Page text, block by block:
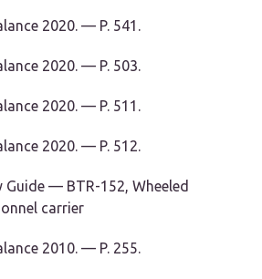
2020. — P. 541.
2020. — P. 503.
2020. — P. 511.
2020. — P. 512.
Guide — BTR-152, Wheeled
carrier
2010. — P. 255.